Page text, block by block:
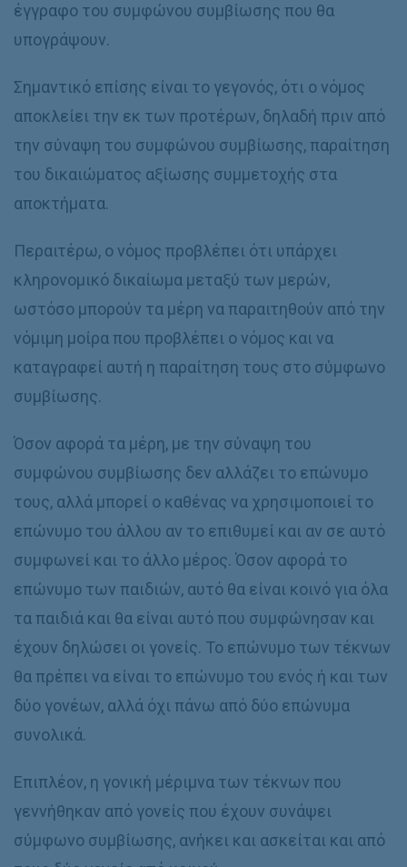
έγγραφο του συμφώνου συμβίωσης που θα
υπογράψουν.
Σημαντικό επίσης είναι το γεγονός, ότι ο νόμος
αποκλείει την εκ των προτέρων, δηλαδή πριν από
την σύναψη του συμφώνου συμβίωσης, παραίτηση
του δικαιώματος αξίωσης συμμετοχής στα
αποκτήματα.
Περαιτέρω, ο νόμος προβλέπει ότι υπάρχει
κληρονομικό δικαίωμα μεταξύ των μερών,
ωστόσο μπορούν τα μέρη να παραιτηθούν από την
νόμιμη μοίρα που προβλέπει ο νόμος και να
καταγραφεί αυτή η παραίτηση τους στο σύμφωνο
συμβίωσης.
Όσον αφορά τα μέρη, με την σύναψη του
συμφώνου συμβίωσης δεν αλλάζει το επώνυμο
τους, αλλά μπορεί ο καθένας να χρησιμοποιεί το
επώνυμο του άλλου αν το επιθυμεί και αν σε αυτό
συμφωνεί και το άλλο μέρος. Όσον αφορά το
επώνυμο των παιδιών, αυτό θα είναι κοινό για όλα
τα παιδιά και θα είναι αυτό που συμφώνησαν και
έχουν δηλώσει οι γονείς. Το επώνυμο των τέκνων
θα πρέπει να είναι το επώνυμο του ενός ή και των
δύο γονέων, αλλά όχι πάνω από δύο επώνυμα
συνολικά.
Επιπλέον, η γονική μέριμνα των τέκνων που
γεννήθηκαν από γονείς που έχουν συνάψει
σύμφωνο συμβίωσης, ανήκει και ασκείται και από